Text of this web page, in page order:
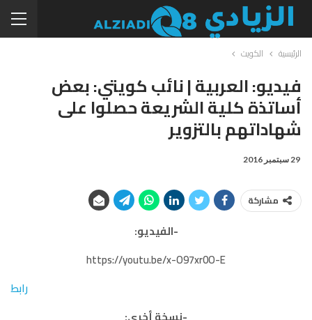
الرئيسية الكويت
فيديو: العربية | نائب كويتي: بعض
أساتذة كلية الشريعة حصلوا على
شهاداتهم بالتزوير
29 سبتمبر 2016
مشاركة
-الفيديو:
https://youtu.be/x-O97xr0O-E
رابط